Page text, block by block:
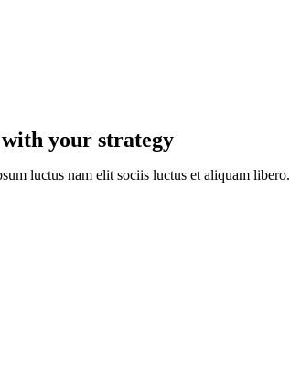
your strategy
luctus nam elit sociis luctus et aliquam libero.